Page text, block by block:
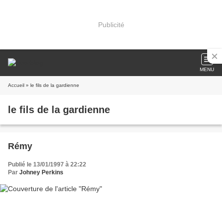
Publicité
MENU
Accueil » le fils de la gardienne
le fils de la gardienne
Rémy
Publié le 13/01/1997 à 22:22
Par Johney Perkins